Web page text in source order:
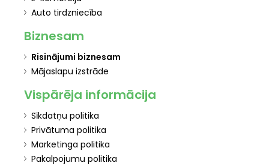
Auto tirdzniecība
Biznesam
Risinājumi biznesam
Mājaslapu izstrāde
Vispārēja informācija
Sīkdatņu politika
Privātuma politika
Marketinga politika
Pakalpojumu politika